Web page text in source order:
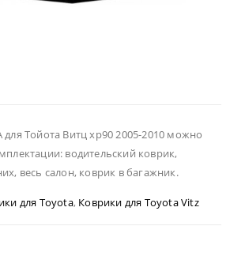
для Тойота Витц хр90 2005-2010 можно
водительский коврик,
весь салон, коврик в багажник.
для Toyota, Коврики для Toyota Vitz